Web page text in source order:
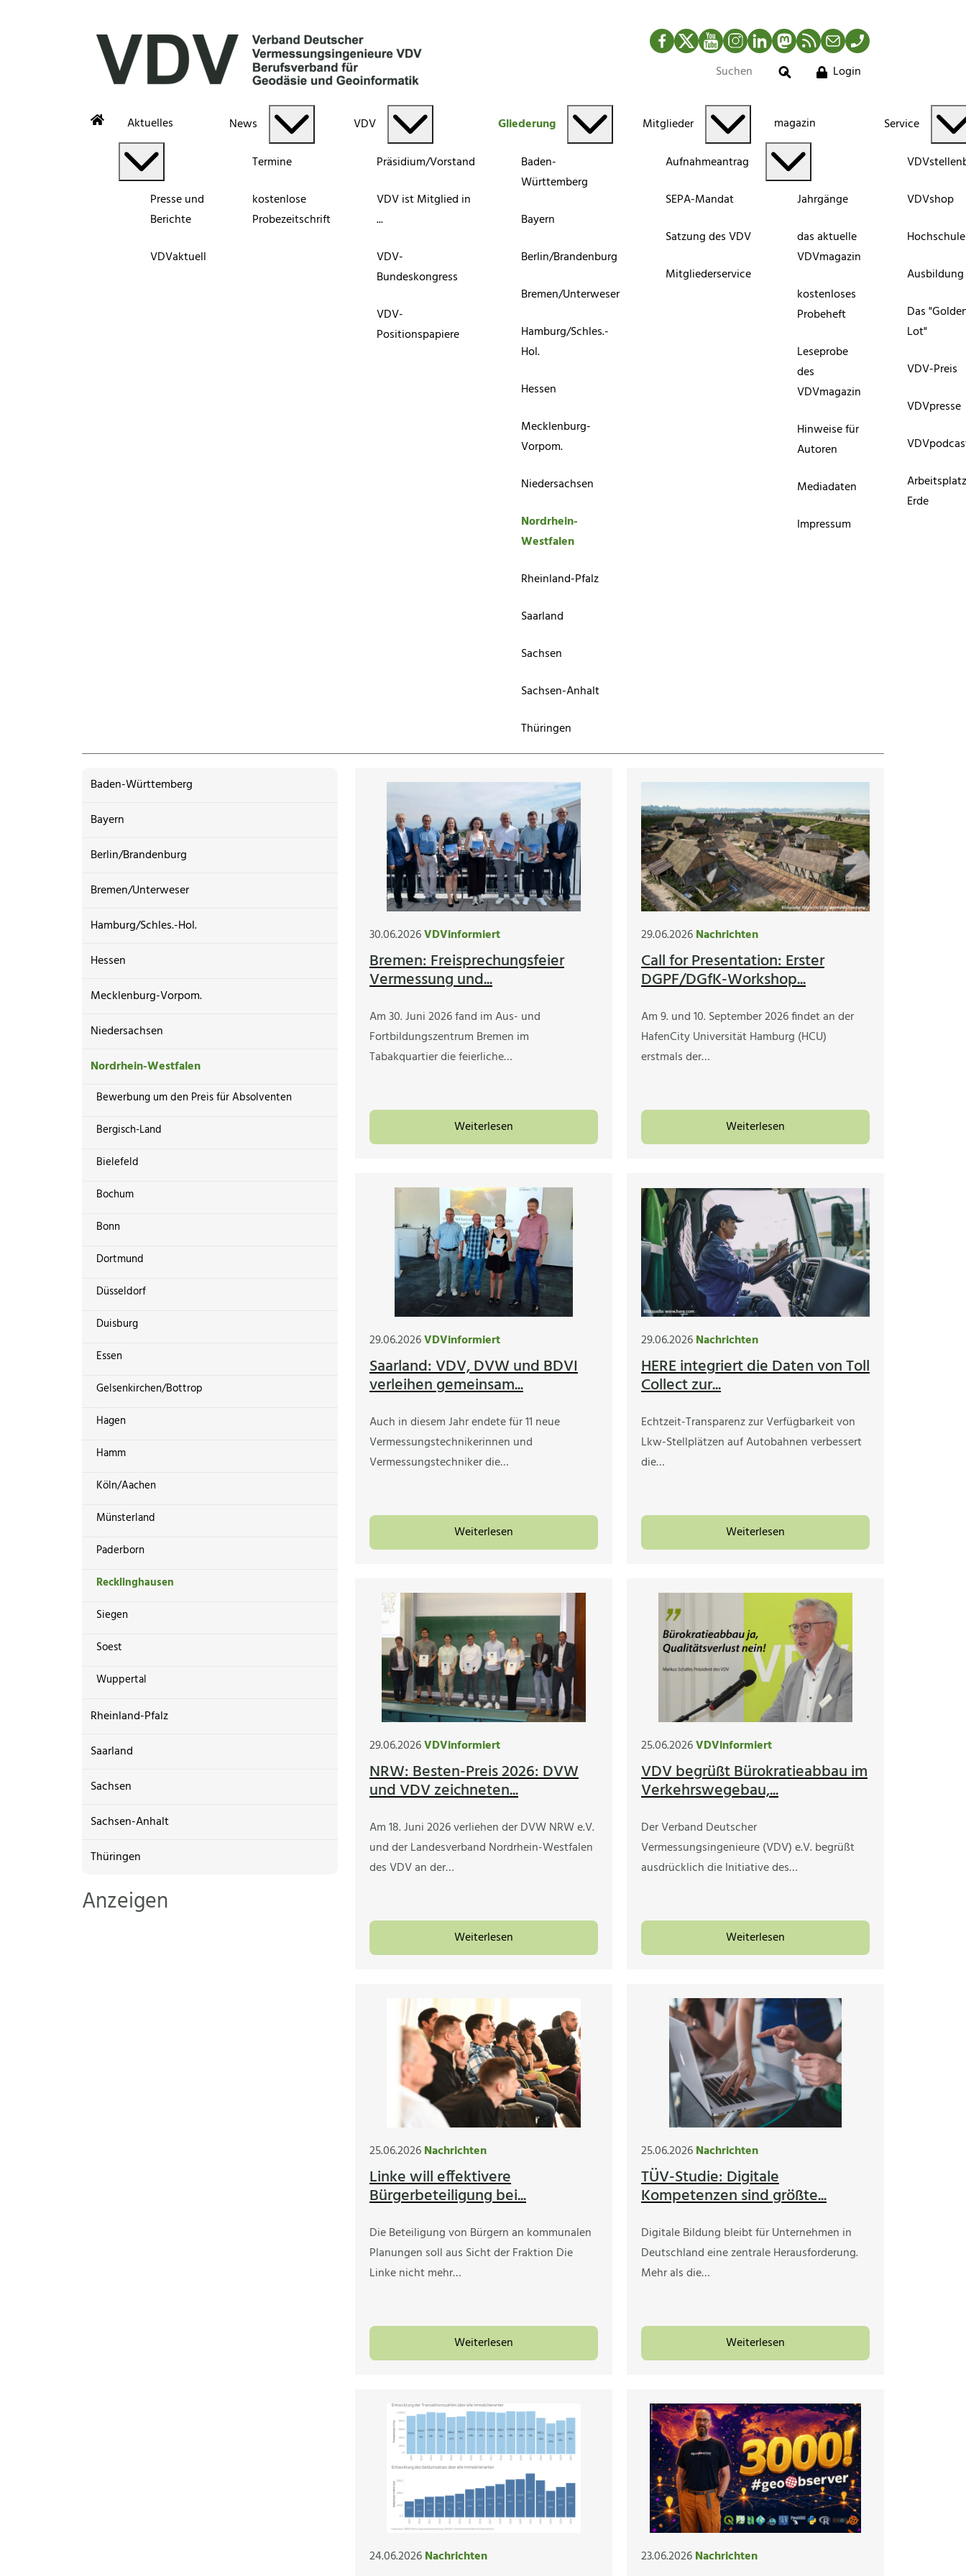
Facebook
TwitterYouTubeInstagram
LinkedInMastodonRSS-Newsfeed
MailTelefon
Suche
Login
Aktuelles
Presse und
Berichte
VDVaktuell
News
Termine
kostenlose
Probezeitschrift
VDV
Präsidium/Vorstand
VDV ist Mitglied in
...
VDV-
Bundeskongress
VDV-
Positionspapiere
Gliederung
Baden-
Württemberg
Bayern
Berlin/Brandenburg
Bremen/Unterweser
Hamburg/Schles.-
Hol.
Hessen
Mecklenburg-
Vorpom.
Niedersachsen
Nordrhein-
Westfalen
Rheinland-Pfalz
Saarland
Sachsen
Sachsen-Anhalt
Thüringen
Mitglieder
Aufnahmeantrag
SEPA-Mandat
Satzung des VDV
Mitgliederservice
magazin
Jahrgänge
das aktuelle
VDVmagazin
kostenloses
Probeheft
Leseprobe
des
VDVmagazin
Hinweise für
Autoren
Mediadaten
Impressum
Service
VDVshop
Ausbildung
Das
Lot"
VDV-Preis
VDVpresse
Erde
Baden-Württemberg
Bayern
Berlin/Brandenburg
Bremen/Unterweser
Hamburg/Schles.-Hol.
Hessen
Mecklenburg-Vorpom.
Niedersachsen
Nordrhein-Westfalen
Bewerbung um den Preis für Absolventen
Bergisch-Land
Bielefeld
Bochum
Bonn
Dortmund
Düsseldorf
Duisburg
Essen
Gelsenkirchen/Bottrop
Hagen
Hamm
Köln/Aachen
Münsterland
Paderborn
Recklinghausen
Siegen
Soest
Wuppertal
Rheinland-Pfalz
Saarland
Sachsen
Sachsen-Anhalt
Thüringen
Anzeigen
30.06.2026VDVinformiert
Bremen: Freisprechungsfeier
Vermessung und...
Am 30. Juni 2026 fand im Aus- und
Fortbildungszentrum Bremen im
Tabakquartier die feierliche…
Weiterlesen
29.06.2026Nachrichten
Call for Presentation: Erster
DGPF/DGfK-Workshop...
Am 9. und 10. September 2026 findet an der
HafenCity Universität Hamburg (HCU)
erstmals der…
Weiterlesen
29.06.2026VDVinformiert
Saarland: VDV, DVW und BDVI
verleihen gemeinsam...
Auch in diesem Jahr endete für 11 neue
Vermessungstechnikerinnen und
Vermessungstechniker die…
Weiterlesen
29.06.2026Nachrichten
HERE integriert die Daten von Toll
Collect zur...
Echtzeit-Transparenz zur Verfügbarkeit von
Lkw-Stellplätzen auf Autobahnen verbessert
die…
Weiterlesen
29.06.2026VDVinformiert
NRW: Besten-Preis 2026: DVW
und VDV zeichneten...
Am 18. Juni 2026 verliehen der DVW NRW e.V.
und der Landesverband Nordrhein-Westfalen
des VDV an der…
Weiterlesen
25.06.2026VDVinformiert
VDV begrüßt Bürokratieabbau im
Verkehrswegebau,...
Der Verband Deutscher
Vermessungsingenieure (VDV) e.V. begrüßt
ausdrücklich die Initiative des…
Weiterlesen
25.06.2026Nachrichten
Linke will effektivere
Bürgerbeteiligung bei...
Die Beteiligung von Bürgern an kommunalen
Planungen soll aus Sicht der Fraktion Die
Linke nicht mehr…
Weiterlesen
25.06.2026Nachrichten
TÜV-Studie: Digitale
Kompetenzen sind größte...
Digitale Bildung bleibt für Unternehmen in
Deutschland eine zentrale Herausforderung.
Mehr als die…
Weiterlesen
24.06.2026Nachrichten 23.06.2026Nachrichten